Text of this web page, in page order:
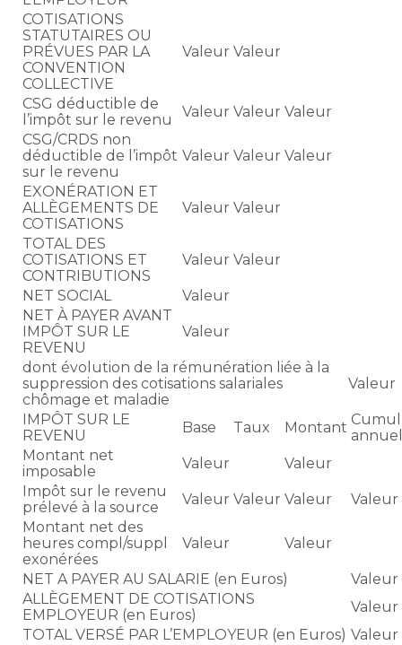
COTISATIONS
STATUTAIRES OU
PRÉVUES PAR LA
CONVENTION
COLLECTIVE
Valeur Valeur
CSG déductible de
l’impôt sur le revenu
Valeur Valeur Valeur
CSG/CRDS non
déductible de l’impôt
sur le revenu
Valeur Valeur Valeur
EXONÉRATION ET
ALLÈGEMENTS DE
COTISATIONS
Valeur Valeur
TOTAL DES
COTISATIONS ET
CONTRIBUTIONS
Valeur Valeur
NET SOCIAL
Valeur
NET À PAYER AVANT
IMPÔT SUR LE
REVENU
Valeur
dont évolution de la rémunération liée à la
suppression des cotisations salariales
chômage et maladie
Valeur
IMPÔT SUR LE
REVENU
Base Taux Montant Cumul
Montant net
imposable
Valeur
Valeur
Impôt sur le revenu
prélevé à la source
Valeur Valeur Valeur
Valeur
Montant net des
heures compl/suppl
exonérées
Valeur Valeur
NET A PAYER AU SALARIE (en Euros)
Valeur
ALLÈGEMENT DE COTISATIONS
EMPLOYEUR (en Euros)
Valeur
TOTAL VERSÉ PAR L’EMPLOYEUR (en Euros) Valeur